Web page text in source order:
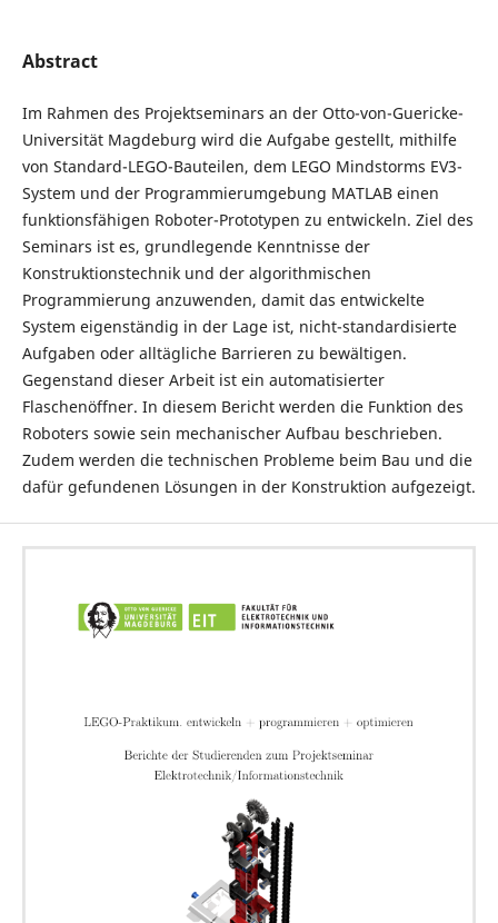
Abstract
Im Rahmen des Projektseminars an der Otto-von-Guericke-
Universität Magdeburg wird die Aufgabe gestellt, mithilfe
von Standard-LEGO-Bauteilen, dem LEGO Mindstorms EV3-
System und der Programmierumgebung MATLAB einen
funktionsfähigen Roboter-Prototypen zu entwickeln. Ziel des
Seminars ist es, grundlegende Kenntnisse der
Konstruktionstechnik und der algorithmischen
Programmierung anzuwenden, damit das entwickelte
System eigenständig in der Lage ist, nicht-standardisierte
Aufgaben oder alltägliche Barrieren zu bewältigen.
Gegenstand dieser Arbeit ist ein automatisierter
Flaschenöffner. In diesem Bericht werden die Funktion des
Roboters sowie sein mechanischer Aufbau beschrieben.
Zudem werden die technischen Probleme beim Bau und die
dafür gefundenen Lösungen in der Konstruktion aufgezeigt.